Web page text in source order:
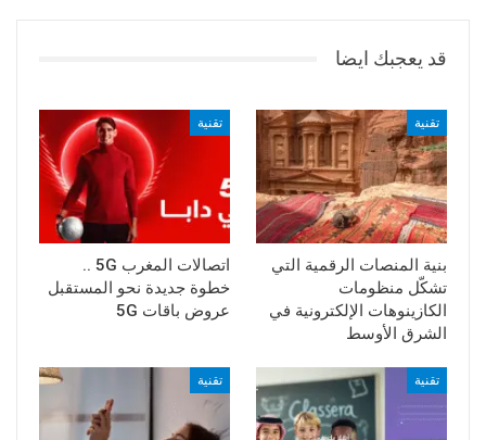
قد يعجبك ايضا
تقنية
بنية المنصات الرقمية التي
تشكّل منظومات
الكازينوهات الإلكترونية في
الشرق الأوسط
تقنية
اتصالات المغرب 5G ..
خطوة جديدة نحو المستقبل
عروض باقات 5G
تقنية تقنية